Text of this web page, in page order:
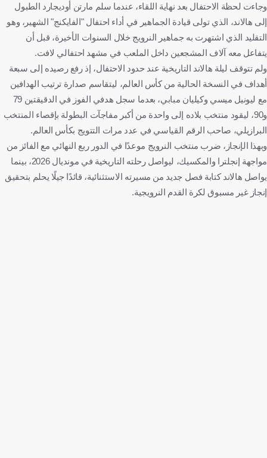
وجاءت لحظة الاحتفال بعد نهاية اللقاء، عندما سلم مارتن أوديجارد الطبول
إلى هالاند، الذي تولى قيادة الجماهير في أداء احتفال "الفايكنج" الشهير، وهو
التقليد الذي اشتهرت به جماهير النرويج خلال السنوات الأخيرة، قبل أن
يتفاعل معه آلاف المشجعين داخل الملعب في مشهد احتفالي لافت.
ولم تتوقف ليلة هالاند التاريخية عند حدود الاحتفال، إذ رفع رصيده إلى سبعة
أهداف في النسخة الحالية من كأس العالم، ليتقاسم صدارة ترتيب الهدافين
مع ليونيل ميسي وكيليان مبابي، بعدما سجل هدفي الفوز في الدقيقتين 79
و90، ليقود منتخب بلاده إلى واحدة من أكبر مفاجآت البطولة بإقصاء المنتخب
البرازيلي، صاحب الرقم القياسي في عدد مرات التتويج بكأس العالم.
وبهذا الإنجاز، ضرب منتخب النرويج موعدًا في الدور ربع النهائي مع الفائز من
مواجهة إنجلترا والمكسيك، ليواصل رحلته التاريخية في مونديال 2026، بينما
يواصل هالاند كتابة فصل جديد من مسيرته الاستثنائية، قائدًا جيلًا يحلم بتحقيق
إنجاز غير مسبوق لكرة القدم النرويجية.